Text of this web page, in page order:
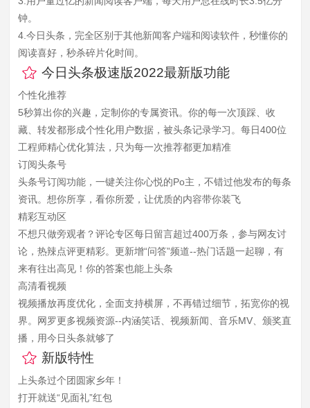
钟。
4.今日头条，完全区别于其他新闻客户端和阅读软件，秒懂你的
阅读喜好，秒杀碎片化时间。
今日头条极速版2022最新版功能
个性化推荐
5秒算出你的兴趣，定制你的专属资讯。你的每一次顶踩、收
藏、转发都形成个性化用户数据，被头条记录学习。每日400位
工程师精心优化算法，只为每一次推荐都更加精准
订阅头条号
头条号订阅功能，一键关注你心悦的Po主，不错过他发布的每条
资讯。想你所享，看你所爱，让优质的内容带你装飞
精彩互动区
不想只做旁观者？评论专区每日留言超过400万条，参与网友讨
论，热辣点评更精彩。更新增“问答”频道--热门话题一起聊，有
来有往出高见！你的答案也能上头条
高清看视频
视频播放再度优化，全面支持横屏，不再错过细节，拓宽你的视
界。网罗更多视频资源--内涵笑话、视频新闻、音乐MV、颁奖直
播，用今日头条就够了
新版特性
上头条过个团圆家乡年！
打开就送“见面礼”红包